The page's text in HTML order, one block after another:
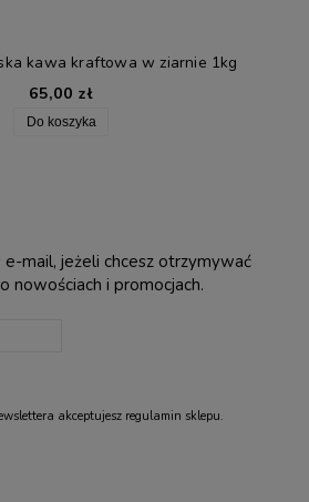
kawa kraftowa w ziarnie 1kg
65,00 zł
Do koszyka
mail, jeżeli chcesz otrzymywać
nowościach i promocjach.
akceptujesz regulamin sklepu.